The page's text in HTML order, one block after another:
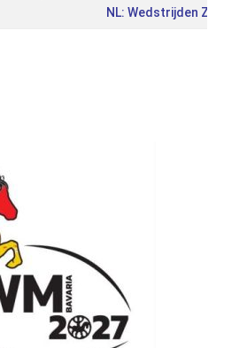
NL: Wedstrijden Zuid |